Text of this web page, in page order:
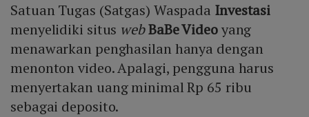
Satuan Tugas (Satgas) Waspada Investasi
menyelidiki situs webBaBe Videoyang
menawarkan penghasilan hanya dengan
menonton video. Apalagi, pengguna harus
menyertakan uang minimal Rp 65 ribu
sebagai deposito.